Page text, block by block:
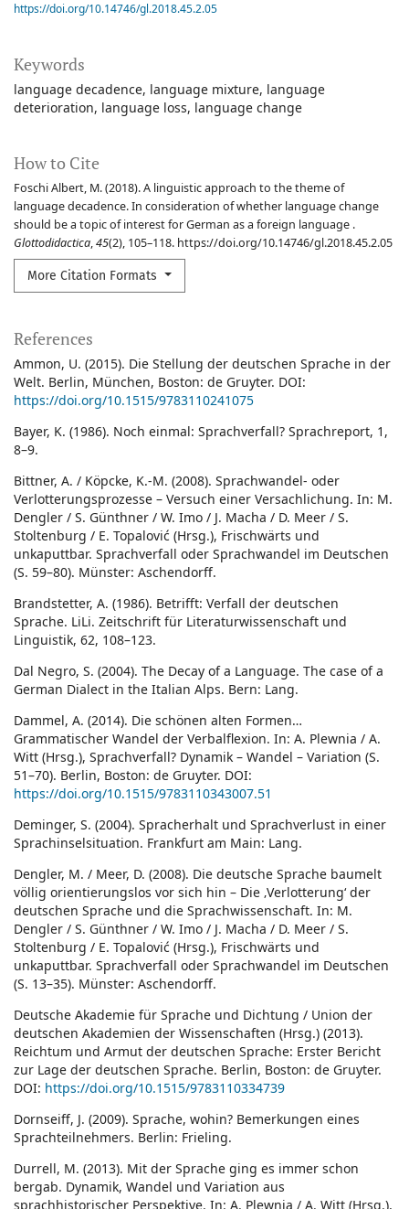
Keywords
language decadence language mixture language
deterioration language loss language change
How to Cite
Foschi Albert, M. (2018). A linguistic approach to the theme of
language decadence. In consideration of whether language change
should be a topic of interest for German as a foreign language .
Glottodidactica,45(2), 105–118. https://doi.org/10.14746/gl.2018.45.2.05
More Citation Formats
https://doi.org/10.14746/gl.2018.45.2.05
References
Ammon, U. (2015). Die Stellung der deutschen Sprache in der
Welt. Berlin, München, Boston: de Gruyter. DOI:
https://doi.org/10.1515/9783110241075
Bayer, K. (1986). Noch einmal: Sprachverfall? Sprachreport, 1,
8–9.
Bittner, A. / Köpcke, K.-M. (2008). Sprachwandel- oder
Verlotterungsprozesse – Versuch einer Versachlichung. In: M.
Dengler / S. Günthner / W. Imo / J. Macha / D. Meer / S.
Stoltenburg / E. Topalović (Hrsg.), Frischwärts und
unkaputtbar. Sprachverfall oder Sprachwandel im Deutschen
(S. 59–80). Münster: Aschendorff.
Brandstetter, A. (1986). Betrifft: Verfall der deutschen
Sprache. LiLi. Zeitschrift für Literaturwissenschaft und
Linguistik, 62, 108–123.
Dal Negro, S. (2004). The Decay of a Language. The case of a
German Dialect in the Italian Alps. Bern: Lang.
Dammel, A. (2014). Die schönen alten Formen…
Grammatischer Wandel der Verbalflexion. In: A. Plewnia / A.
Witt (Hrsg.), Sprachverfall? Dynamik – Wandel – Variation (S.
51–70). Berlin, Boston: de Gruyter. DOI:
https://doi.org/10.1515/9783110343007.51
Deminger, S. (2004). Spracherhalt und Sprachverlust in einer
Sprachinselsituation. Frankfurt am Main: Lang.
Dengler, M. / Meer, D. (2008). Die deutsche Sprache baumelt
völlig orientierungslos vor sich hin – Die ‚Verlotterung‘ der
deutschen Sprache und die Sprachwissenschaft. In: M.
Dengler / S. Günthner / W. Imo / J. Macha / D. Meer / S.
Stoltenburg / E. Topalović (Hrsg.), Frischwärts und
unkaputtbar. Sprachverfall oder Sprachwandel im Deutschen
(S. 13–35). Münster: Aschendorff.
Deutsche Akademie für Sprache und Dichtung / Union der
deutschen Akademien der Wissenschaften (Hrsg.) (2013).
Reichtum und Armut der deutschen Sprache: Erster Bericht
zur Lage der deutschen Sprache. Berlin, Boston: de Gruyter.
DOI: https://doi.org/10.1515/9783110334739
Dornseiff, J. (2009). Sprache, wohin? Bemerkungen eines
Sprachteilnehmers. Berlin: Frieling.
Durrell, M. (2013). Mit der Sprache ging es immer schon
bergab. Dynamik, Wandel und Variation aus
sprachhistorischer Perspektive. In: A. Plewnia / A. Witt (Hrsg.),